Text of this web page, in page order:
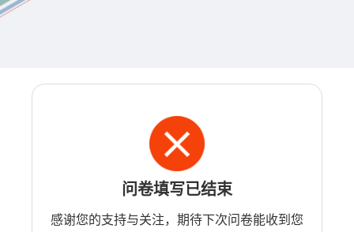
问卷填写已结束
感谢您的支持与关注，期待下次问卷能收到您